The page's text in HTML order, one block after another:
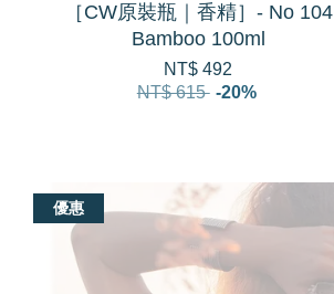
［CW原裝瓶｜香精］- No 104
Bamboo 100ml
NT$ 492
NT$ 615 -20%
優惠